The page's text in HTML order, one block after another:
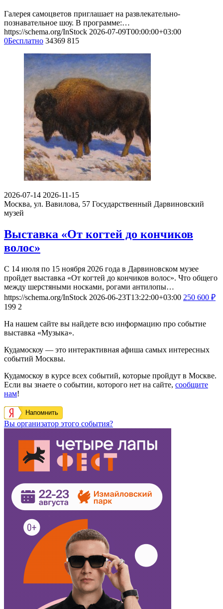
Галерея самоцветов приглашает на развлекательно-
познавательное шоу. В программе:…
https://schema.org/InStock 2026-07-09T00:00:00+03:00
0Бесплатно 34369 815
2026-07-14 2026-11-15
Москва, ул. Вавилова, 57 Государственный Дарвиновский
музей
Выставка «От когтей до кончиков
волос»
С 14 июля по 15 ноября 2026 года в Дарвиновском музее
пройдет выставка «От когтей до кончиков волос». Что общего
между шерстяными носками, рогами антилопы…
https://schema.org/InStock 2026-06-23T13:22:00+03:00 250 600 ₽
199 2
На нашем сайте вы найдете всю информацию про событие
выставка «Музыка».
Кудамоскоу — это интерактивная афиша самых интересных
событий Москвы.
Кудамоскоу в курсе всех событий, которые пройдут в Москве.
Если вы знаете о событии, которого нет на сайте, сообщите
нам!
Напомнить
Вы организатор этого события?